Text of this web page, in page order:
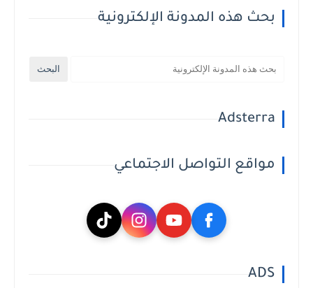
بحث هذه المدونة الإلكترونية
Adsterra
مواقع التواصل الاجتماعي
ADS